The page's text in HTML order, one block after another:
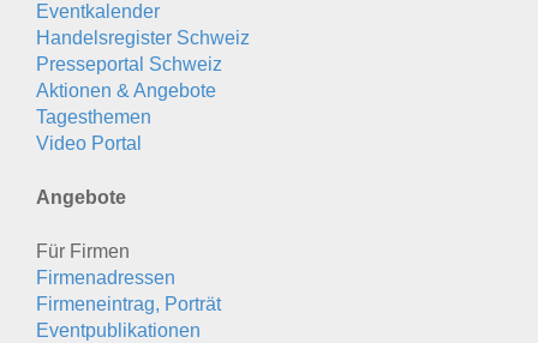
Eventkalender
Handelsregister Schweiz
Presseportal Schweiz
Aktionen & Angebote
Tagesthemen
Video Portal
Angebote
Für Firmen
Firmenadressen
Firmeneintrag, Porträt
Eventpublikationen